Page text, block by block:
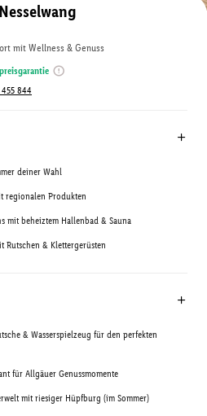
mit Wellness & Genuss
844
deiner Wahl
regionalen Produkten
mit beheiztem Hallenbad & Sauna
Rutschen & Klettergerüsten
& Wasserspielzeug für den perfekten
für Allgäuer Genussmomente
mit riesiger Hüpfburg (im Sommer)